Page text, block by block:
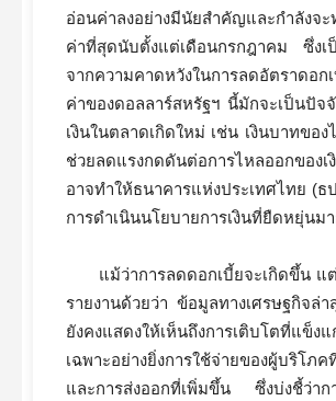
อ่อนค่าลงอย่างมีนัยสำคัญและกำลังจ
ค่าที่สุดนับตั้งแต่เดือนกรกฎาคม ซึ่งเ
จากความคาดหวังในการลดอัตราดอก
ค่าของดอลลาร์สหรัฐฯ นี้มักจะเป็นปัจ
เงินในตลาดเกิดใหม่ เช่น เงินบาทของ
ช่วยลดแรงกดดันต่อการไหลออกของเ
อาจทำให้ธนาคารแห่งประเทศไทย (
การดำเนินนโยบายการเงินที่ยืดหยุ่นม
แม้ว่าการลดดอกเบี้ยจะเกิดขึ้น แต่
รายงานด้วยว่า ข้อมูลทางเศรษฐกิจล่า
ยังคงแสดงให้เห็นถึงการเติบโตที่แ
เฉพาะอย่างยิ่งการใช้จ่ายของผู้บริโภค
และการส่งออกที่เพิ่มขึ้น ซึ่งบ่งชี้ว่าก